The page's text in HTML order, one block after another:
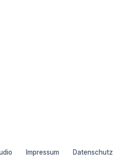
Impressum Datenschutz